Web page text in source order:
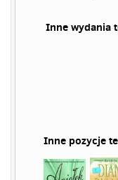
Inne wydania
Inne pozycje